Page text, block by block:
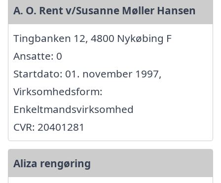
A. O. Rent v/Susanne Møller Hansen
Tingbanken 12, 4800 Nykøbing F
Ansatte: 0
Startdato: 01. november 1997,
Virksomhedsform:
Enkeltmandsvirksomhed
CVR: 20401281
Aliza rengøring